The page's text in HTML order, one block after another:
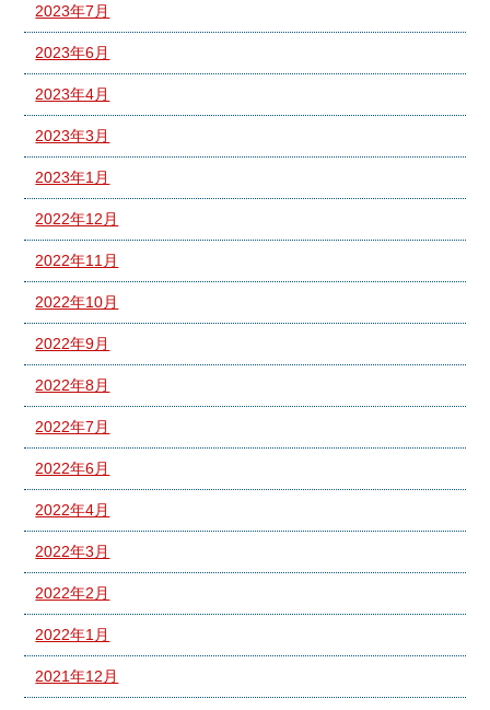
2023年7月
2023年6月
2023年4月
2023年3月
2023年1月
2022年12月
2022年11月
2022年10月
2022年9月
2022年8月
2022年7月
2022年6月
2022年4月
2022年3月
2022年2月
2022年1月
2021年12月